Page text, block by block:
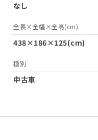
なし
全長×全幅×全高(cm)
438×186×125(cm)
種別
中古車